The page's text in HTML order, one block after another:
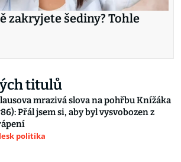
zakryjete šediny? Tohle
titulů
mrazivá slova na pohřbu Knížáka
Přál jsem si, aby byl vysvobozen z
politika